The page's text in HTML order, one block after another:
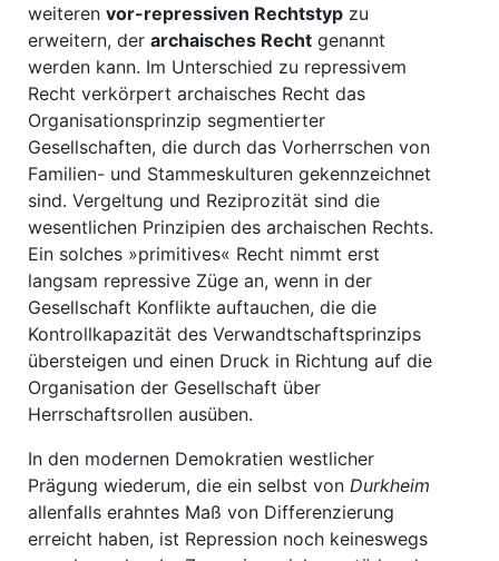
weiteren vor-repressiven Rechtstyp zu
erweitern, der archaisches Recht genannt
werden kann. Im Unterschied zu repressivem
Recht verkörpert archaisches Recht das
Organisationsprinzip segmentierter
Gesellschaften, die durch das Vorherrschen von
Familien- und Stammeskulturen gekennzeichnet
sind. Vergeltung und Reziprozität sind die
wesentlichen Prinzipien des archaischen Rechts.
Ein solches »primitives« Recht nimmt erst
langsam repressive Züge an, wenn in der
Gesellschaft Konflikte auftauchen, die die
Kontrollkapazität des Verwandtschaftsprinzips
übersteigen und einen Druck in Richtung auf die
Organisation der Gesellschaft über
Herrschaftsrollen ausüben.
In den modernen Demokratien westlicher
Prägung wiederum, die ein selbst von Durkheim
allenfalls erahntes Maß von Differenzierung
erreicht haben, ist Repression noch keineswegs